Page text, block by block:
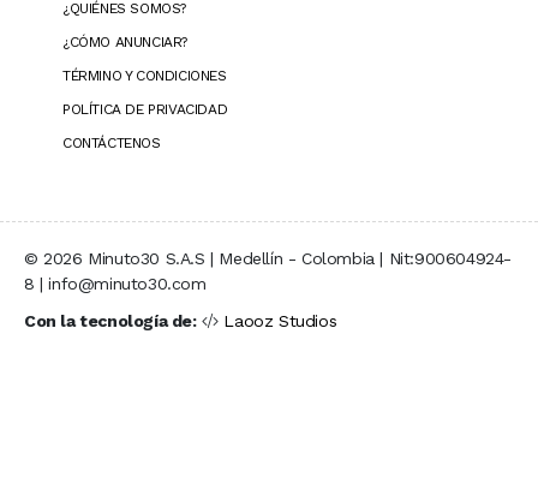
¿QUIÉNES SOMOS?
¿CÓMO ANUNCIAR?
TÉRMINO Y CONDICIONES
POLÍTICA DE PRIVACIDAD
CONTÁCTENOS
© 2026 Minuto30 S.A.S | Medellín - Colombia | Nit:900604924-
8 | info@minuto30.com
Con la tecnología de:
Laooz Studios